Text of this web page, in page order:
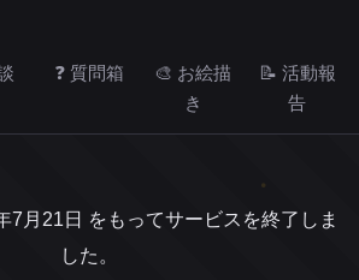
❓ 質問箱
🎨 お絵描
き
📝 活動報
告
7月21日 をもってサービスを終了しま
した。